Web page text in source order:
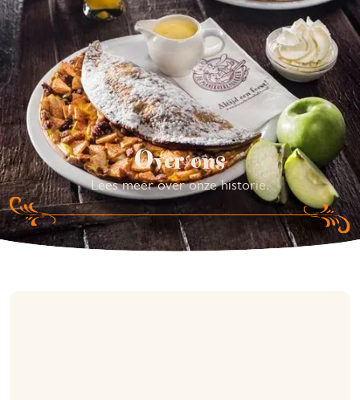
Over ons
Lees meer over onze historie.